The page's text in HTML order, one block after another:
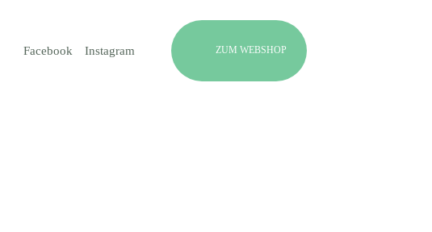
Facebook Instagram ZUM WEBSHOP